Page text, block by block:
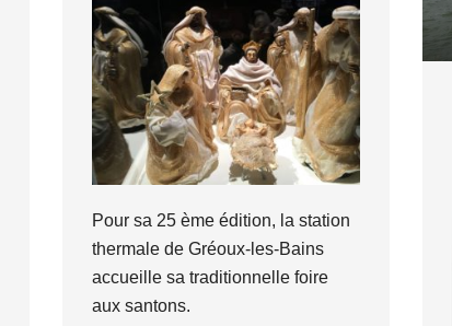
Pour sa 25 ème édition, la station
thermale de Gréoux-les-Bains
accueille sa traditionnelle foire
aux santons.